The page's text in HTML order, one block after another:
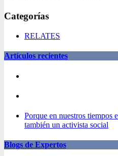
Categorías
RELATES
Artículos recientes
Porque en nuestros tiempos
también un activista social
Blogs de Expertos